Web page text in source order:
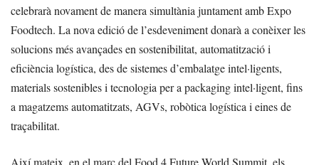
celebrarà novament de manera simultània juntament amb Expo
Foodtech. La nova edició de l’esdeveniment donarà a conèixer les
solucions més avançades en sostenibilitat, automatització i
eficiència logística, des de sistemes d’embalatge intel·ligents,
materials sostenibles i tecnologia per a packaging intel·ligent, fins
a magatzems automatitzats, AGVs, robòtica logística i eines de
traçabilitat.
Així mateix, en el marc del Food 4 Future World Summit, els